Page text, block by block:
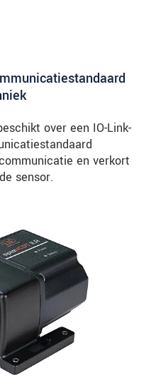
over een IO-Link-
en verkort
sensor.